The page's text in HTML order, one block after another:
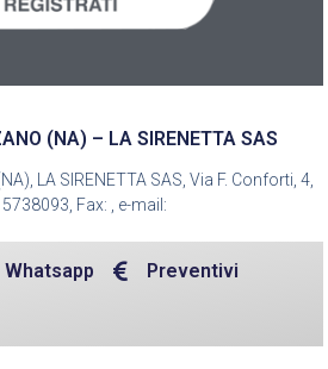
(NA) – LA SIRENETTA SAS
LA SIRENETTA SAS, Via F. Conforti, 4,
Fax: , e-mail:
Whatsapp Preventivi